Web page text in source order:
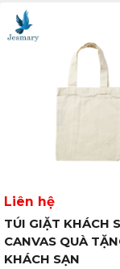
Liên hệ
TÚI GIẶT KHÁCH
CANVAS QUÀ
KHÁCH SẠN